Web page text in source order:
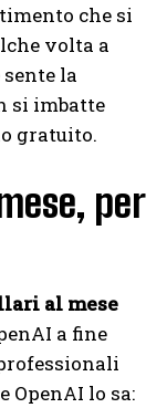
che si
volta a
la
si imbatte
gratuito.
per
al mese
a fine
OpenAI lo sa: